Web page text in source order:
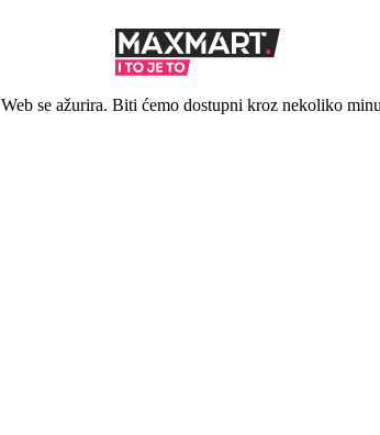
Web se ažurira. Biti ćemo dostupni kroz nekoliko